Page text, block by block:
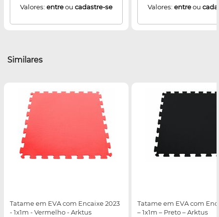
Valores: entreou cadastre-se Valores: entreou
Similares
Tatame em EVA com Encaixe 2023
- 1x1m - Vermelho - Arktus
Tatame em EVA com
– 1x1m – Preto – Arktus